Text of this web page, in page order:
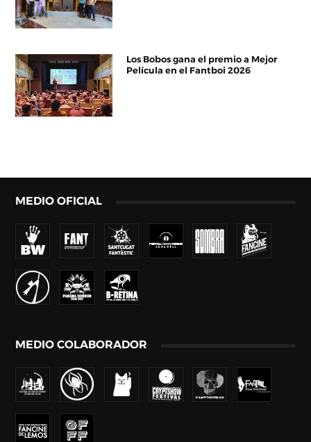
Los Bobos gana el premio a Mejor
Película en el Fantboi 2026
MEDIO OFICIAL
MEDIO COLABORADOR